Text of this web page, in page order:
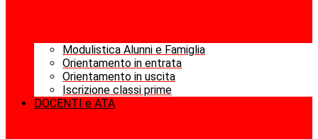
Modulistica Alunni e Famiglia
Orientamento in entrata
Orientamento in uscita
Iscrizione classi prime
DOCENTI e ATA